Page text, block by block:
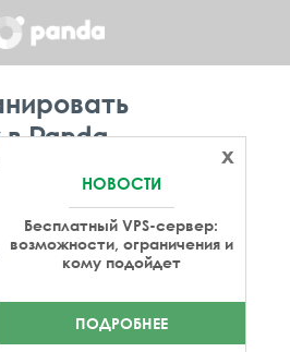
x
НОВОСТИ
Бесплатный VPS-сервер:
возможности, ограничения и
кому подойдет
ПОДРОБНЕЕ
Panda
Mac?
for Mac,